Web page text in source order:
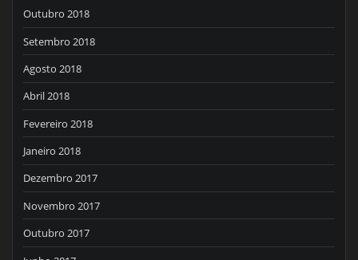
Outubro 2018
Setembro 2018
Agosto 2018
Abril 2018
Fevereiro 2018
Janeiro 2018
Dezembro 2017
Novembro 2017
Outubro 2017